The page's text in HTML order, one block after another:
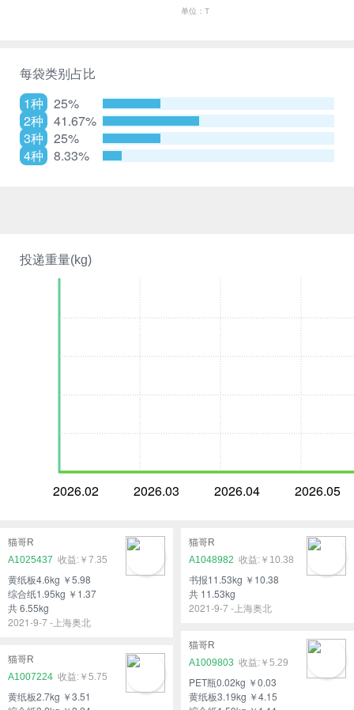
投递重量(kg)
2026.02 2026.03 2026.04 2026.05
猫哥R
A1025437
￥7.35
黄纸板4.6kg ￥5.98
综合纸1.95kg ￥1.37
共 6.55kg
2021-9-7 -上海奥北
猫哥R
A1048982
￥10.38
书报11.53kg ￥10.38
共 11.53kg
2021-9-7 -上海奥北
猫哥R
A1009803
￥5.29
PET瓶0.02kg ￥0.03
黄纸板3.19kg ￥4.15
猫哥R
A1007224
￥5.75
黄纸板2.7kg ￥3.51
每袋类别占比
1种
25%
2种
41.67%
3种
25%
4种
8.33%